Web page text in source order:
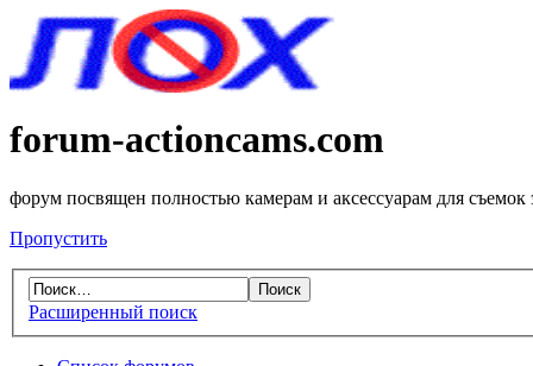
forum-actioncams.com
форум посвящен полностью камерам и аксессуарам для съемок
Пропустить
Расширенный поиск